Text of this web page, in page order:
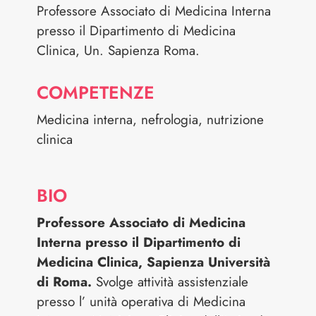
Professore Associato di Medicina Interna
presso il Dipartimento di Medicina
Clinica, Un. Sapienza Roma.
COMPETENZE
Medicina interna, nefrologia, nutrizione
clinica
BIO
Professore Associato di Medicina
Interna presso il Dipartimento di
Medicina Clinica, Sapienza Università
di Roma. Svolge attività assistenziale
presso l’ unità operativa di Medicina